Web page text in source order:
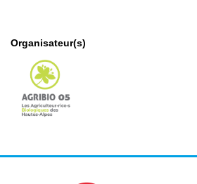
Organisateur(s)